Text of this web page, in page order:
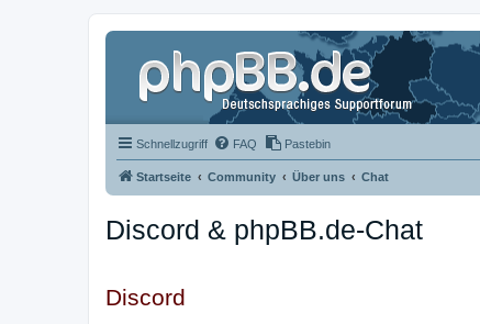
Schnellzugriff FAQ Pastebin
Startseite Community Über uns Chat
Discord & phpBB.de-Chat
Discord